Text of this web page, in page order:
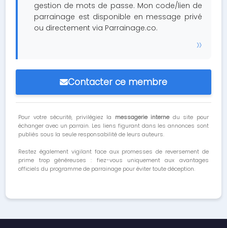
gestion de mots de passe. Mon code/lien de
parrainage est disponible en message privé
ou directement via Parrainage.co.
Contacter ce membre
Pour votre sécurité, privilégiez la messagerie internedu site pour
échanger avec un parrain. Les liens figurant dans les annonces sont
publiés sous la seule responsabilité de leurs auteurs.
Restez également vigilant face aux promesses de reversement de
prime trop généreuses : fiez-vous uniquement aux avantages
officiels du programme de parrainage pour éviter toute déception.